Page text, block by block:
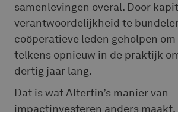
samenlevingen overal. Door
verantwoordelijkheid te
coöperatieve leden geholpen
telkens opnieuw in de praktijk
dertig jaar lang.
Dat is wat Alterfin’s manier van
impactinvesteren anders maakt.